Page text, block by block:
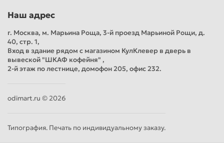
Наш адрес
г. Москва, м. Марьина Роща, 3-й проезд Марьиной Рощи, д.
40, стр. 1,
Вход в здание рядом с магазином КулКлевер в дверь в
вывеской "ШКАФ кофейня" ,
2-й этаж по лестнице, домофон 205, офис 232.
odimart.ru © 2026
Типография. Печать по индивидуальному заказу.